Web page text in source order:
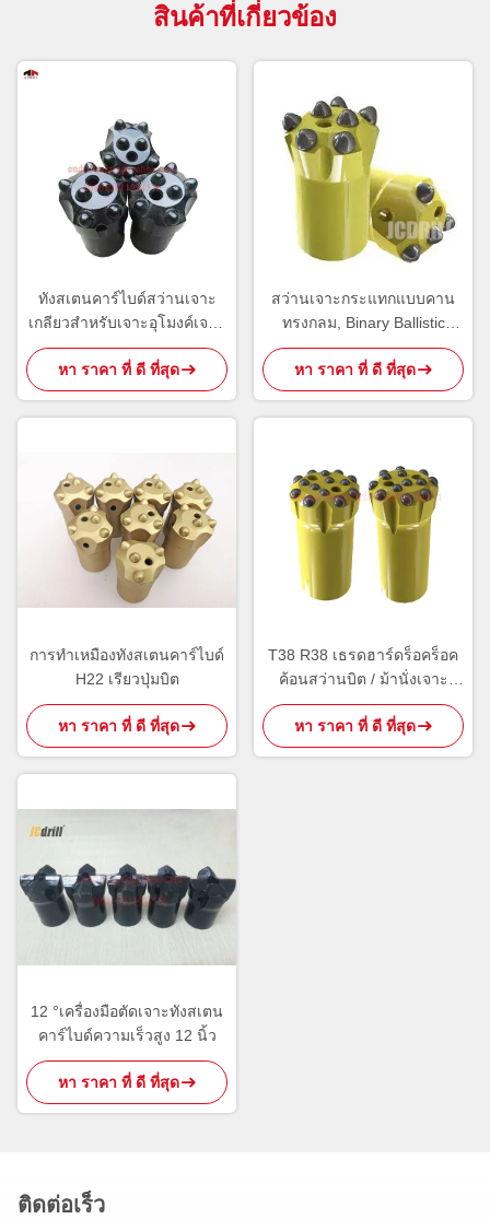
สินค้าที่เกี่ยวข้อง
ทังสเตนคาร์ไบด์สว่านเจาะ
เกลียวสำหรับเจาะอุโมงค์เจาะ
อุโมงค์
หา ราคา ที่ ดี ที่สุด
สว่านเจาะกระแทกแบบคาน
ทรงกลม, Binary Ballistic
Button ทรงกลม 7 องศา
หา ราคา ที่ ดี ที่สุด
การทำเหมืองทังสเตนคาร์ไบด์
H22 เรียวปุ่มบิต
หา ราคา ที่ ดี ที่สุด
T38 R38 เธรดฮาร์ดร็อคร็อค
ค้อนสว่านบิต / ม้านั่งเจาะ
คาร์ไบด์แทรกบิตปุ่ม
หา ราคา ที่ ดี ที่สุด
12 °เครื่องมือตัดเจาะทังสเตน
คาร์ไบด์ความเร็วสูง 12 นิ้ว
หา ราคา ที่ ดี ที่สุด
ติดต่อเร็ว